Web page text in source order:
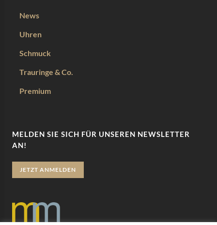
News
Uhren
Schmuck
Trauringe & Co.
Premium
MELDEN SIE SICH FÜR UNSEREN NEWSLETTER
AN!
JETZT ANMELDEN